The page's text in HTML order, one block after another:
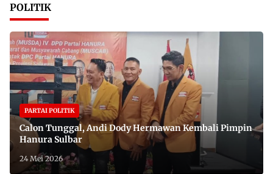
POLITIK
PARTAI POLITIK
Calon Tunggal, Andi Dody Hermawan Kembali Pimpin
Hanura Sulbar
24 Mei 2026